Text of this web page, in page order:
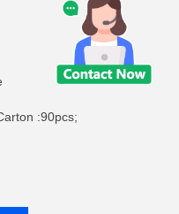
:90pcs;